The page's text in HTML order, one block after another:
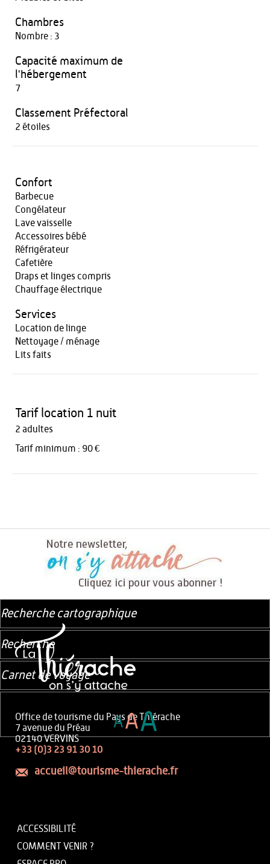
Chambres
Nombre : 3
Capacité maximum de
l'hébergement
7
Classement Préfectoral
2 étoiles
Confort
Barbecue
Congélateur
Lave vaisselle
Accessoires bébé
Réfrigérateur
Cafetière
Draps et linges compris
Chauffage électrique
Services
Location de linge
Nettoyage / ménage
Lits faits
Tarif location 1 nuit
2 adultes
Tarif minimum : 90 €
Office de tourisme du Pays de Thiérache
7 avenue du Préau
02140 VERVINS
+33 (0)3 23 91 30 10
accueil@tourisme-thierache.fr
ACCESSIBILITÉ
COMMENT VENIR ?
Recherche cartographique
Recherche
Carnet de voyage
AAA